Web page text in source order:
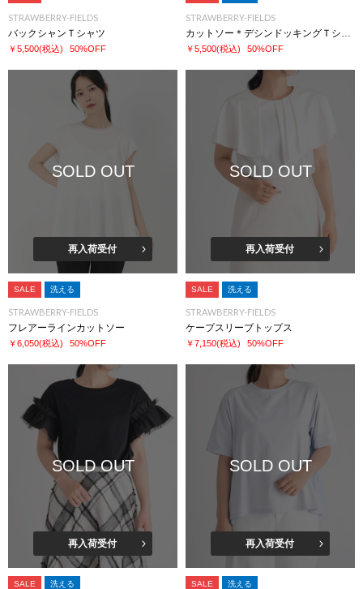
STRAWBERRY-FIELDS
バックシャンＴシャツ
￥5,500(税込) 50%OFF
STRAWBERRY-FIELDS
￥5,500(税込) 50%OFF
SOLD OUT
再入荷受付
SALE 洗える
STRAWBERRY-FIELDS
フレアーラインカットソー
￥6,050(税込) 50%OFF
SOLD OUT
再入荷受付
SALE 洗える
STRAWBERRY-FIELDS
ケープスリーブトップス
￥7,150(税込) 50%OFF
SOLD OUT
再入荷受付
SALE 洗える
SOLD OUT
再入荷受付
SALE 洗える